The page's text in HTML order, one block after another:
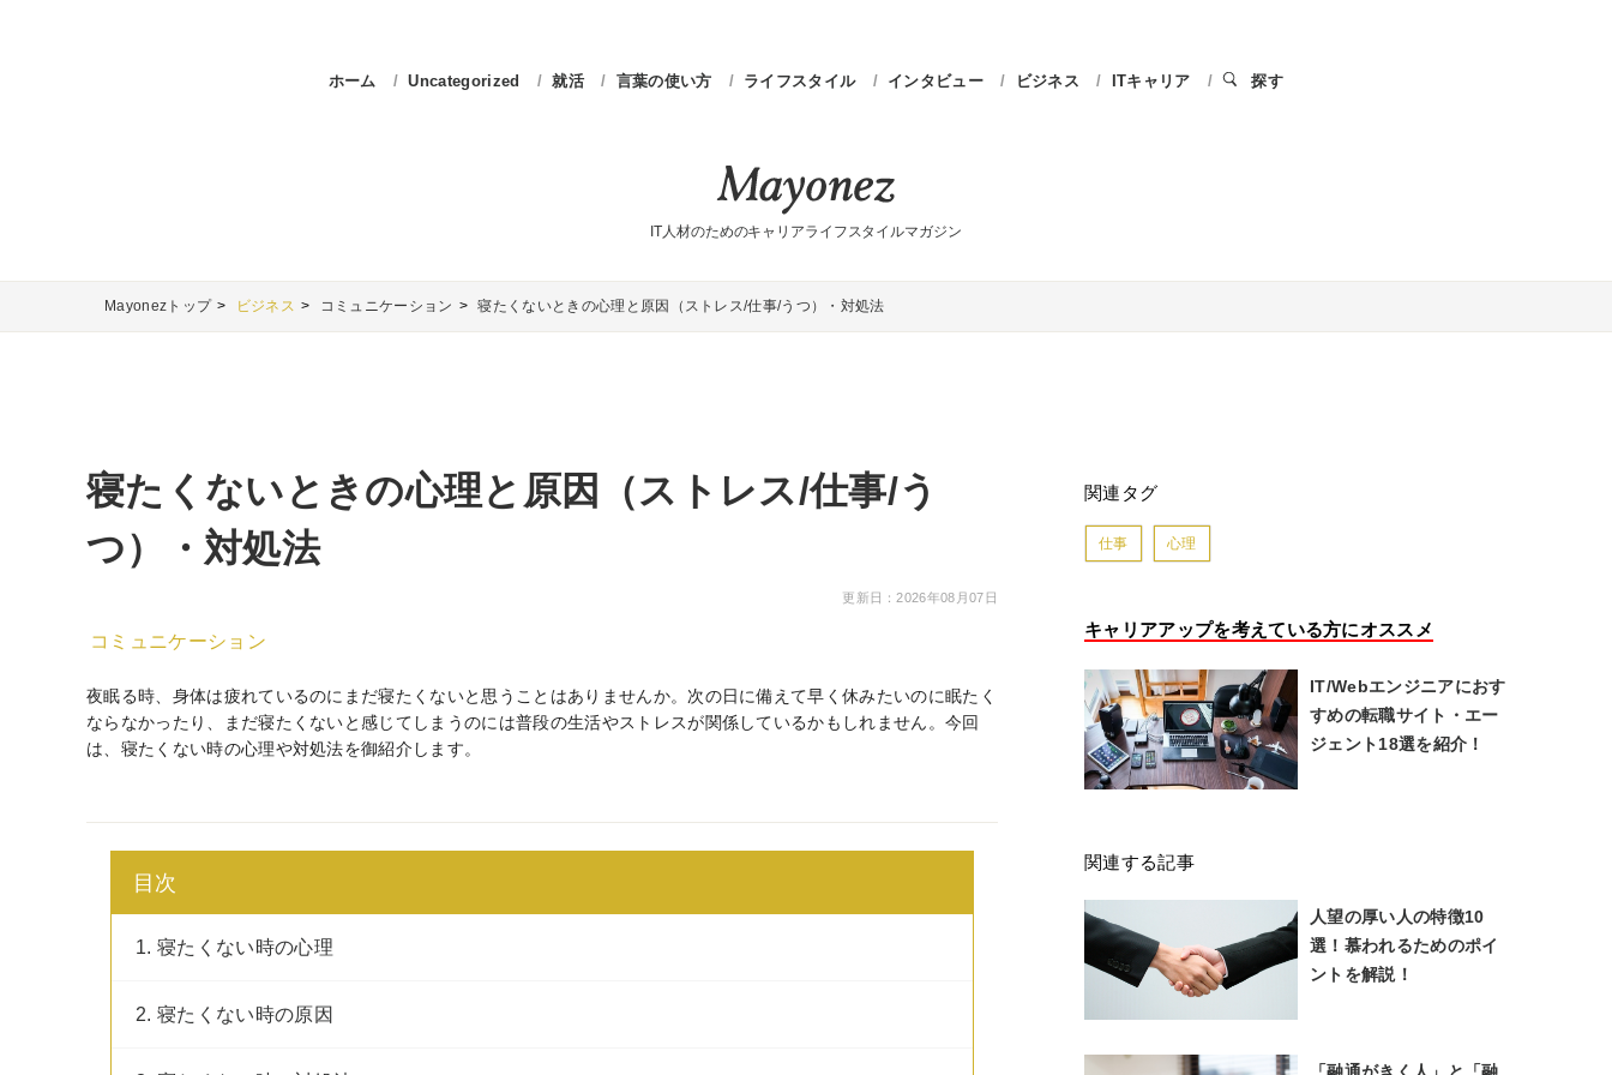
ホーム Uncategorized 就活 言葉の使い方 ライフスタイル インタビュー ビジネス ITキャリア 探す
IT人材のためのキャリアライフスタイルマガジン
Mayonezトップ ビジネス コミュニケーション 寝たくないときの心理と原因（ストレス/仕事/うつ）・対処法
寝たくないときの心理と原因（ストレス/仕事/う
つ）・対処法
更新日：2026年08月07日
コミュニケーション
夜眠る時、身体は疲れているのにまだ寝たくないと思うことはありませんか。次の日に備えて早く休みたいのに眠たく
ならなかったり、まだ寝たくないと感じてしまうのには普段の生活やストレスが関係しているかもしれません。今回
は、寝たくない時の心理や対処法を御紹介します。
目次
1. 寝たくない時の心理
2. 寝たくない時の原因
関連タグ
仕事 心理
キャリアアップを考えている方にオススメ
IT/Webエンジニアにおす
すめの転職サイト・エー
ジェント18選を紹介！
関連する記事
人望の厚い人の特徴10
選！慕われるためのポイ
ントを解説！